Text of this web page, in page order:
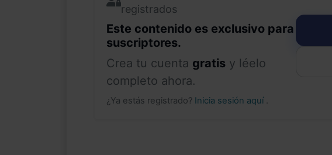
registrados
Este contenido es exclusivo para
suscriptores.
Crea tu cuenta gratis y léelo
completo ahora.
¿Ya estás registrado? Inicia sesión aquí